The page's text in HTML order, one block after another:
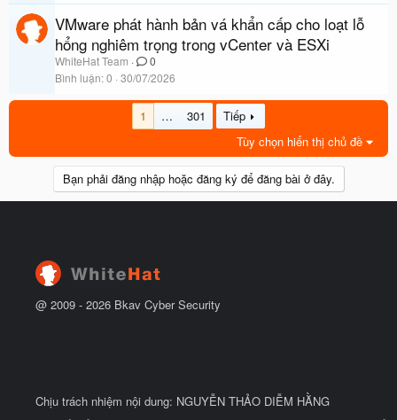
VMware phát hành bản vá khẩn cấp cho loạt lỗ
hổng nghiêm trọng trong vCenter và ESXi
WhiteHat Team
0
Bình luận 0 30/07/2026
1 … 301
Tiếp
Tùy chọn hiển thị chủ đề
Bạn phải đăng nhập hoặc đăng ký để đăng bài ở đây.
@ 2009 - 2026 Bkav Cyber Security
Chịu trách nhiệm nội dung: NGUYỄN THẢO DIỄM HẰNG